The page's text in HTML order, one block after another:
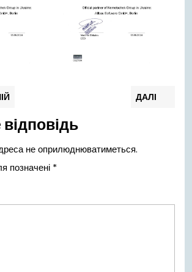
ДАЛІ
не оприлюднюватиметься.
позначені *